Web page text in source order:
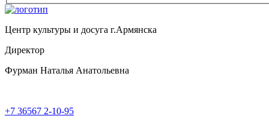
Центр культуры и досуга г.Армянска
Директор
Фурман Наталья Анатольевна
+7 36567 2-10-95